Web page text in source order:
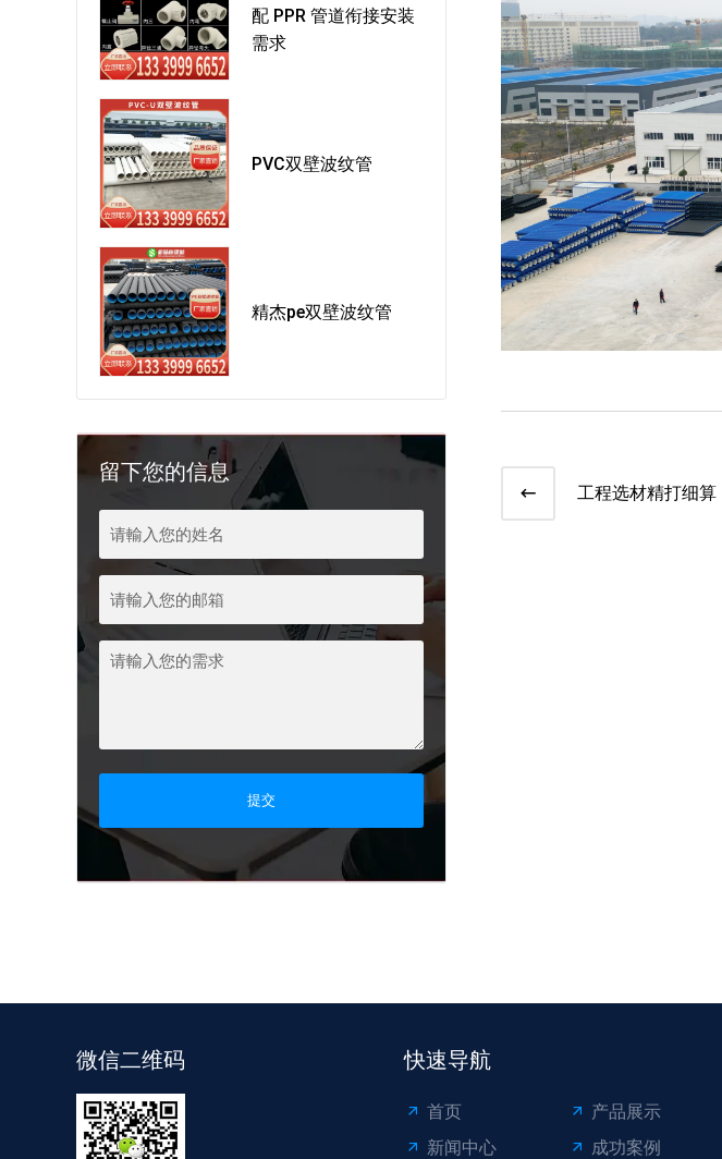
配 PPR 管道衔接安装
需求
PVC双壁波纹管
精杰pe双壁波纹管
留下您的信息
提交
工程选材精打细
微信二维码 快速导航
首页
产品展示
新闻中心
成功案例